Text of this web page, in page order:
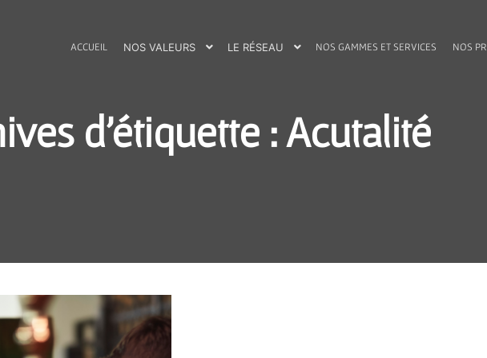
ACCUEIL NOS VALEURS LE RÉSEAU NOS GAMMES ET SERVICES NOS
d'étiquette :Acutalité